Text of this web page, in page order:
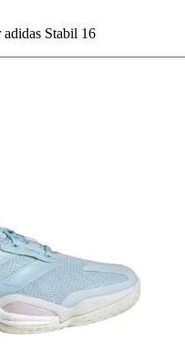
adidas Stabil 16